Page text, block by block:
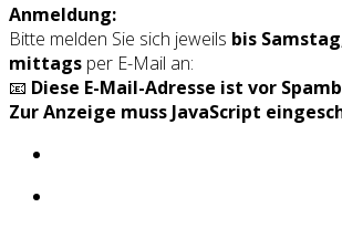
Anmeldung:
Bitte melden Sie sich jeweils bis
mittags per E-Mail an:
📧 Diese E-Mail-Adresse ist vor
Zur Anzeige muss JavaScript